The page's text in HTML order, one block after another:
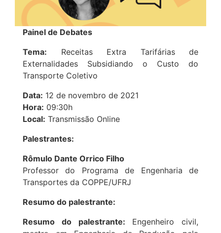
Painel de Debates
Tema: Receitas Extra Tarifárias de
Externalidades Subsidiando o Custo do
Transporte Coletivo
Data: 12 de novembro de 2021
Hora: 09:30h
Local: Transmissão Online
Palestrantes:
Rômulo Dante Orrico Filho
Professor do Programa de Engenharia de
Transportes da COPPE/UFRJ
Resumo do palestrante:
Resumo do palestrante: Engenheiro civil,